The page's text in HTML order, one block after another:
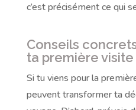
c’est précisément ce qui
Conseils
ta première visite
Si tu viens pour la
peuvent transformer ta